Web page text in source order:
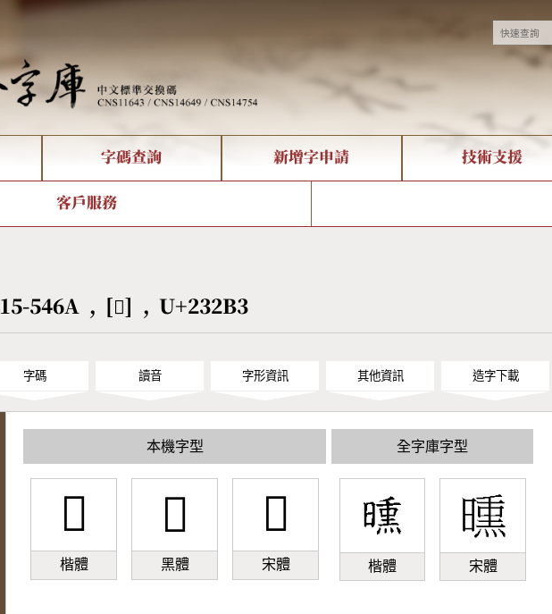
全字庫現況
字碼查詢
部件查詢
拼音查詢
新增字申請 技術支援
造字解決方案
字形下載
客戶服務
15-546A , [𣊳] , U+232B3
字碼 讀音 字形資訊 其他資訊 造字下載
本機字型
𣊳
楷體
𣊳
黑體
𣊳
宋體
全字庫字型
楷體 宋體